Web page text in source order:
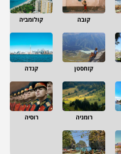
קובה קולומביה
קזחסטן קנדה
רומניה רוסיה